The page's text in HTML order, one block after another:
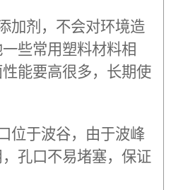
加剂，不会对环境造
些常用塑料材料相
能要高很多，长期使
位于波谷，由于波峰
孔口不易堵塞，保证